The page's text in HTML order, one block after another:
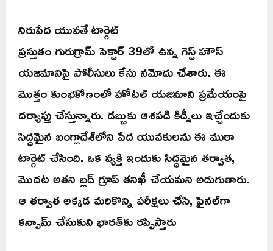
నిరుపేద యువతే టార్గెట్
ప్రస్తుతం గురుగ్రామ్ సెక్టార్ 39లో ఉన్న గెస్ట్ హౌస్
యజమానిపై పోలీసులు కేసు నమోదు చేశారు. ఈ
మొత్తం కుంభకోణంలో హోటల్ యజమాని ప్రమేయంపై
దర్యాప్తు చేస్తున్నారు. డబ్బుకు ఆశపడి కిడ్నీలు ఇచ్చేందుకు
సిద్ధమైన బంగ్లాదేశ్‌లోని పేద యువకులను ఈ ముఠా
టార్గెట్ చేసింది. ఒక వ్యక్తి ఇందుకు సిద్ధమైన తర్వాత,
మొదట అతని బ్లడ్ గ్రూప్ తనిఖీ చేయమని అడుగుతారు.
ఆ తర్వాత అక్కడ మరికొన్ని పరీక్షలు చేసి, ఫైనల్‌గా
కన్ఫామ్‌ చేసుకుని భారత్‌కు రప్పిస్తారు